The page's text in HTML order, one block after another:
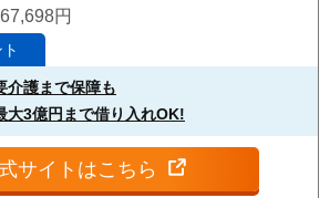
円
介護まで保障も
大3億円まで借り入れOK!
サイトはこちら